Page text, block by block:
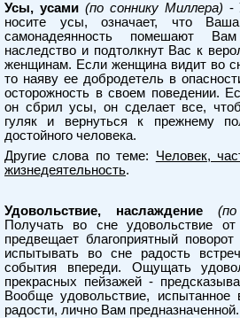
Усы, усами (по соннику Миллера) -
носите усы, означает, что
самонадеянность помешают
наследство и подтолкнут Вас к
женщинам. Если женщина видит во
то наяву ее добродетель в
осторожность в своем поведении.
он сбрил усы, он сделает все,
гуляк и вернуться к прежнему
достойного человека.
Другие слова по теме: Человек,
жизнедеятельность.
Удовольствие, наслаждение
Получать во сне удовольствие
предвещает благоприятный
испытывать во сне радость
события впереди. Ощущать
прекрасных пейзажей -
Вообще удовольствие,
радости, лично Вам предназначенной.